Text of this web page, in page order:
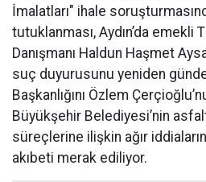
İmalatları" ihale
tutuklanması, Aydın’da emekli
Danışmanı Haldun Haşmet
suç duyurusunu yeniden
Başkanlığını Özlem
Büyükşehir Belediyesi’nin
süreçlerine ilişkin ağır iddiaların
akıbeti merak ediliyor.